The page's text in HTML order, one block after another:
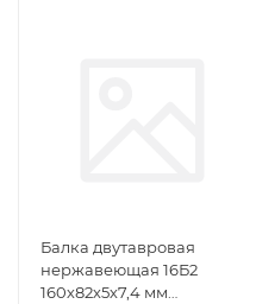
Балка двутавровая
нержавеющая 16Б2
160х82х5х7,4 мм